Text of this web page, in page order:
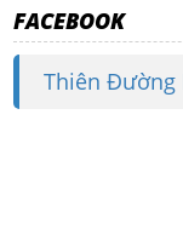
FACEBOOK
Thiên Đường